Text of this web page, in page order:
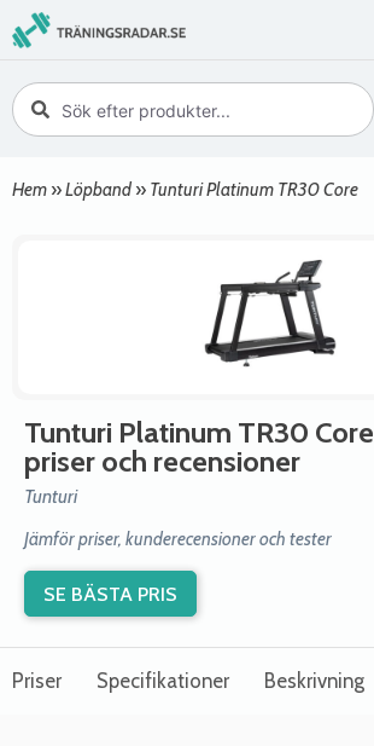
Hem »Löpband » Tunturi Platinum TR30 Core
Tunturi Platinum TR30 Core
priser och recensioner
Tunturi
Jämför priser, kunderecensioner och tester
SE BÄSTA PRIS
Priser Specifikationer Beskrivning